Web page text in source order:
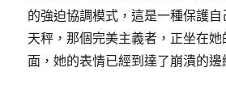
的強迫協調模式，這是一種保護
天秤，那個完美主義者，正坐在
面，她的表情已經到達了崩潰的邊